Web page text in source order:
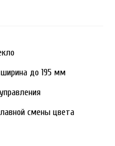
до 195 мм
смены цвета